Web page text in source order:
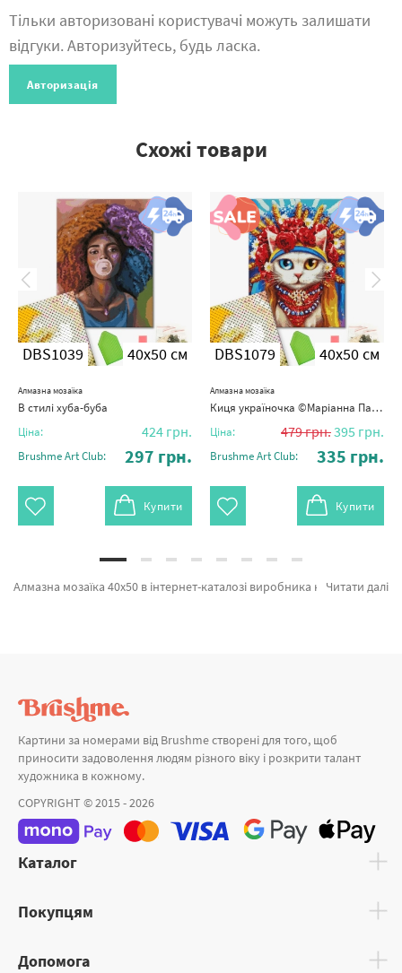
Тільки авторизовані користувачі можуть залишати
відгуки. Авторизуйтесь, будь ласка.
Авторизація
Схожі товари
DBS1039 40x50 см
Алмазна мозаїка
В стилі хуба-буба
Ціна: 424 грн.
Brushme Art Club: 297 грн.
Купити
DBS1079 40x50 см
Алмазна мозаїка
Киця україночка ©Маріанна Пащук
Ціна: 479грн.395 грн.
Brushme Art Club: 335 грн.
Купити
Читати далі
Алмазна мозаїка 40х50 в інтернет-каталозі виробника картин за номерами Brushme.com.ua. Ви на сторінці, де можна з легкістю обрати Алмазна мозаїка Вир піонів @Дар'я Михайлишина DBS1064 від признаного бренду Brushme який славиться авторським підходом. Кожен продукт лінійки «Алмазна мозаїка» допоможе захоплююче провести час. Букет троянд, Киця Зима ©Маріанна Пащук и Пара павичів а также широкий вибір товарів за суперцінами. Замовляючи Сім'я або картини за номерами лондон, блискавично доставимо в Тернопіль або невелике місто України. Птахи разом з картини за номерами в запоріжжі, оформляйте замовлення прямо зараз!
Картини за номерами від Brushme створені для того, щоб
приносити задоволення людям різного віку і розкрити талант
художника в кожному.
COPYRIGHT © 2015 - 2026
Каталог
Покупцям
Допомога